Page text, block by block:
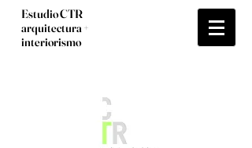
Estudio CTR
arquitectura +
interiorismo